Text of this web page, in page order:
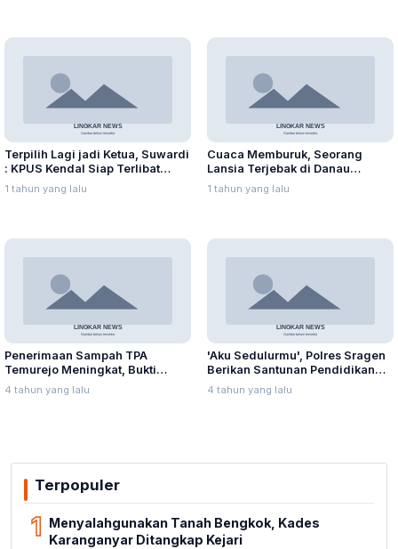
Terpilih Lagi jadi Ketua, Suwardi
: KPUS Kendal Siap Terlibat
Suplai Telur untuk MBG
1 tahun yang lalu
Cuaca Memburuk, Seorang
Lansia Terjebak di Danau
Rawapening Saat Mencari
Enceng Gondok
1 tahun yang lalu
Penerimaan Sampah TPA
Temurejo Meningkat, Bukti
Masyarakat Blora Peduli
Kebersihan
4 tahun yang lalu
'Aku Sedulurmu', Polres Sragen
Berikan Santunan Pendidikan
Anak Yatim Piatu
4 tahun yang lalu
Terpopuler
1 Menyalahgunakan Tanah Bengkok, Kades
Karanganyar Ditangkap Kejari